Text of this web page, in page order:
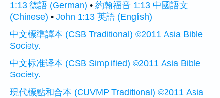
1:13 德語 (German) • 約翰福音 1:13 中國語文
(Chinese) • John 1:13 英語 (English)
中文標準譯本 (CSB Traditional) ©2011 Asia Bible
Society.
中文标准译本 (CSB Simplified) ©2011 Asia Bible
Society.
現代標點和合本 (CUVMP Traditional) ©2011 Asia